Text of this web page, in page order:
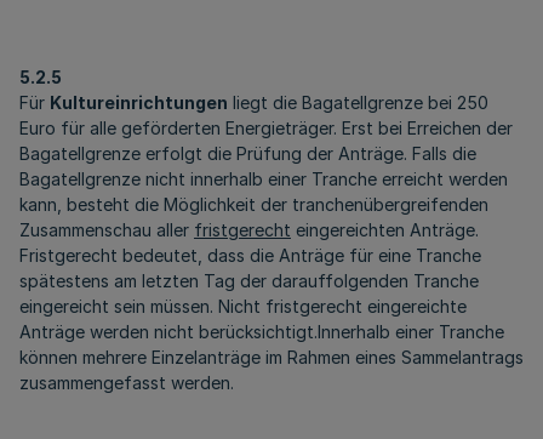
5.2.5
Für Kultureinrichtungen liegt die Bagatellgrenze bei 250
Euro für alle geförderten Energieträger. Erst bei Erreichen der
Bagatellgrenze erfolgt die Prüfung der Anträge. Falls die
Bagatellgrenze nicht innerhalb einer Tranche erreicht werden
kann, besteht die Möglichkeit der tranchenübergreifenden
Zusammenschau aller fristgerecht eingereichten Anträge.
Fristgerecht bedeutet, dass die Anträge für eine Tranche
spätestens am letzten Tag der darauffolgenden Tranche
eingereicht sein müssen. Nicht fristgerecht eingereichte
Anträge werden nicht berücksichtigt.Innerhalb einer Tranche
können mehrere Einzelanträge im Rahmen eines Sammelantrags
zusammengefasst werden.